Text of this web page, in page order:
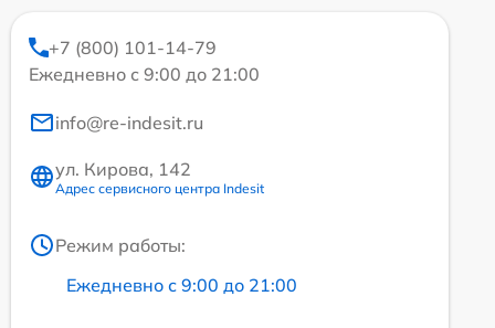
+7 (800) 101-14-79
Ежедневно с 9:00 до 21:00
info@re-indesit.ru
ул. Кирова, 142
Адрес сервисного центра Indesit
Режим работы:
Ежедневно с 9:00 до 21:00